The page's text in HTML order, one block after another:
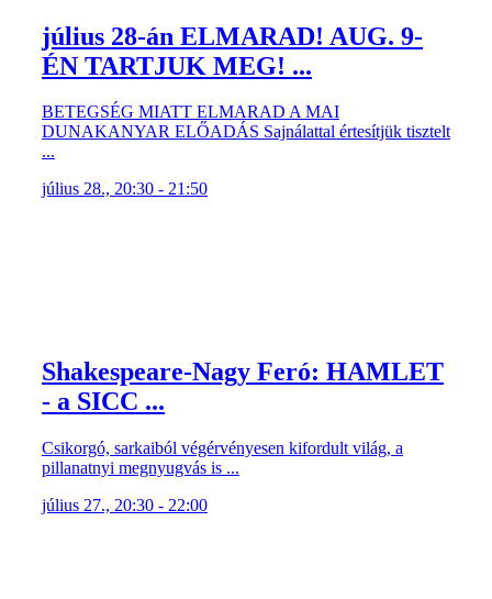
július 28-án ELMARAD! AUG. 9-
ÉN TARTJUK MEG! ...
BETEGSÉG MIATT ELMARAD A MAI
DUNAKANYAR ELŐADÁS Sajnálattal értesítjük tisztelt
...
július 28., 20:30 - 21:50
Shakespeare-Nagy Feró: HAMLET
- a SICC ...
Csikorgó, sarkaiból végérvényesen kifordult világ, a
pillanatnyi megnyugvás is ...
július 27., 20:30 - 22:00